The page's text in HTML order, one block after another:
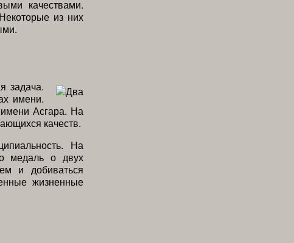
качествами.
из них
задача.
имени.
Асгара. На
качеств.
На
медаль о двух
и добиваться
жизненные